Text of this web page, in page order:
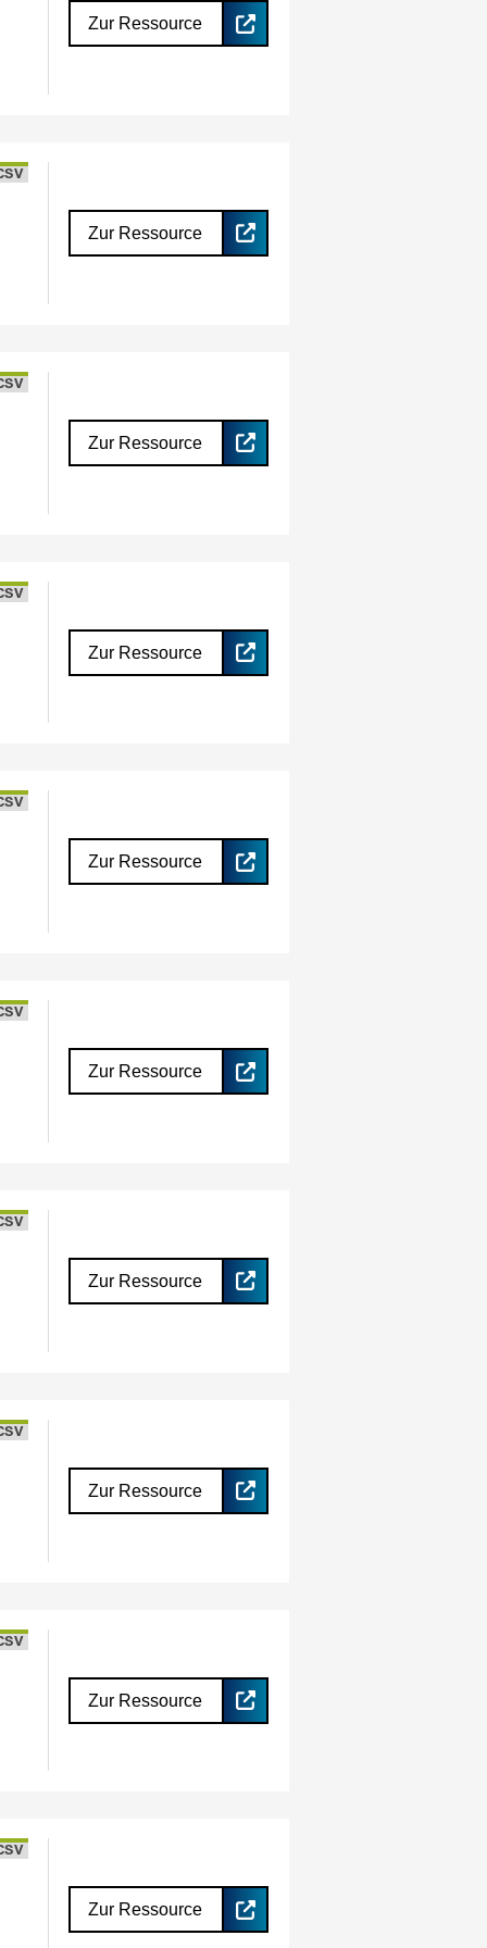
Zur Ressource
Zur Ressource
Zur Ressource
Zur Ressource
Zur Ressource
Zur Ressource
Zur Ressource
Zur Ressource
Zur Ressource
Zur Ressource